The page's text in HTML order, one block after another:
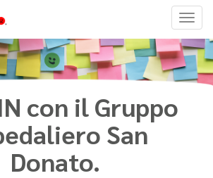
con il Gruppo
San
Donato.